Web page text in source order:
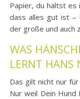
Papier, du hältst es
dass alles gut ist –
der große und auch
WAS
LERNT HANS
Das gilt nicht nur
Nur weil Dein